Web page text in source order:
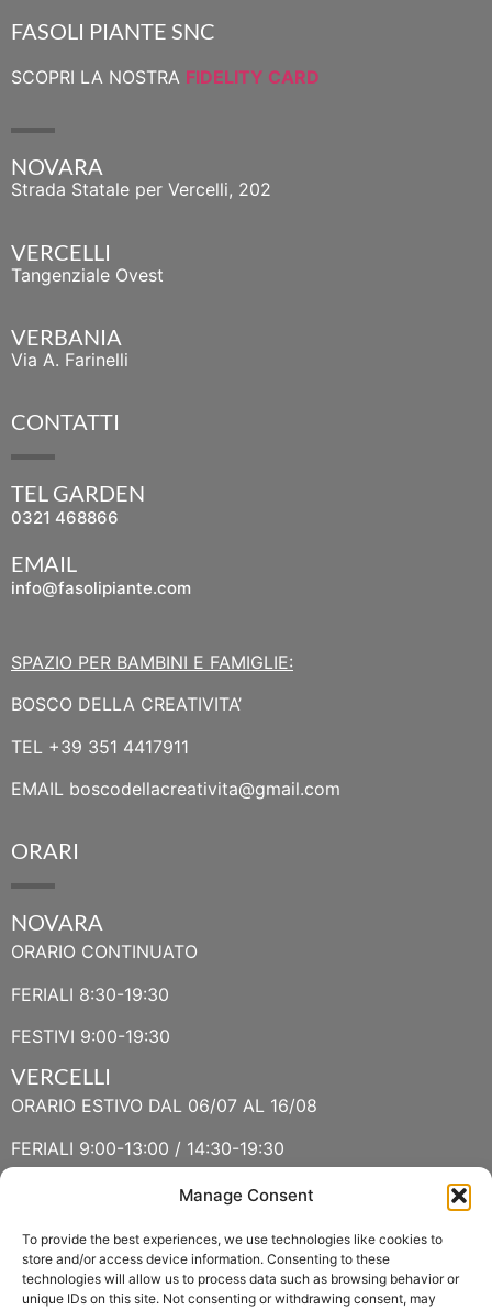
Manage Consent
To provide the best experiences, we use technologies like cookies to
store and/or access device information. Consenting to these
technologies will allow us to process data such as browsing behavior or
unique IDs on this site. Not consenting or withdrawing consent, may
FASOLI PIANTE SNC
SCOPRI LA NOSTRA FIDELITY CARD
NOVARA
Strada Statale per Vercelli, 202
VERCELLI
Tangenziale Ovest
VERBANIA
Via A. Farinelli
CONTATTI
TEL GARDEN
0321 468866
EMAIL
info@fasolipiante.com
SPAZIO PER BAMBINI E FAMIGLIE:
BOSCO DELLA CREATIVITA’
TEL +39 351 4417911
EMAIL boscodellacreativita@gmail.com
ORARI
NOVARA
ORARIO CONTINUATO
FERIALI 8:30-19:30
FESTIVI 9:00-19:30
VERCELLI
ORARIO ESTIVO DAL 06/07 AL 16/08
FERIALI 9:00-13:00 / 14:30-19:30
FESTIVI 9:30-13:00 / 14:30-19:30
VERBANIA
ORARIO ESTIVO LUGLIO E AGOSTO